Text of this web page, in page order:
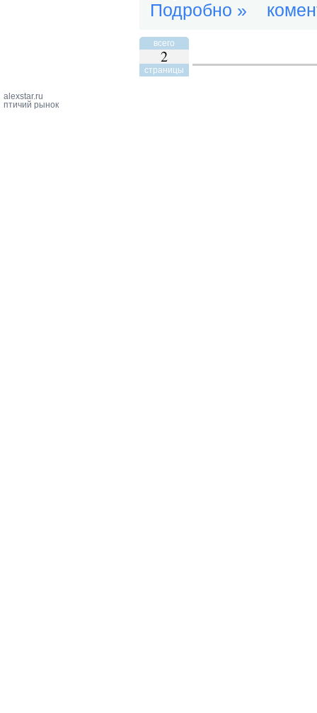
Подробно »
всего
2
страницы
alexstar.ru
птичий рынок